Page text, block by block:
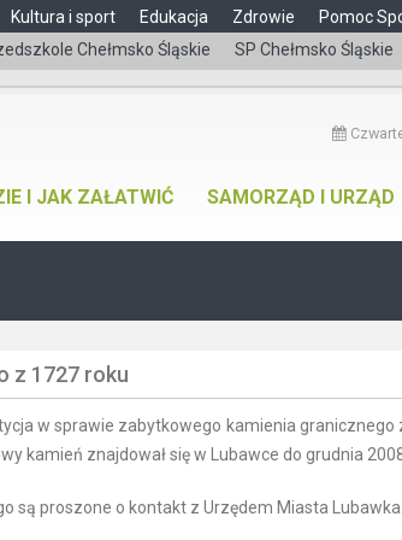
Kultura i sport
Edukacja
Chełmsko Śląskie SP Chełmsko Śląskie
Zdrowie Pomoc
I JAK ZAŁATWIĆ SAMORZĄD I URZĄD
z 1727 roku
w sprawie zabytkowego kamienia granicznego
kamień znajdował się w Lubawce do grudnia
są proszone o kontakt z Urzędem Miasta Lubawka.